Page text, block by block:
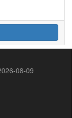
08-09